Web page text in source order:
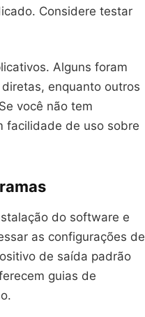
Considere testar
Alguns foram
enquanto outros
você não tem
facilidade de uso sobre
do software e
as configurações de
de saída padrão
guias de